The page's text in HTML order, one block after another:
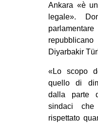
Ankara «è
legale».
Diyarbakir
«Lo scopo
quello di
dalla parte
sindaci
rispettato